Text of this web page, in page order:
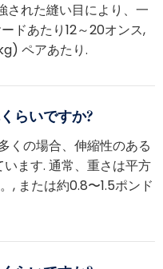
された縫い目により、一
ドあたり12～20オンス,
ペアあたり.
らいですか?
くの場合、伸縮性のある
ます. 通常、重さは平方
, または約0.8〜1.5ポンド